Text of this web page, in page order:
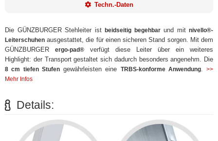
Techn.-Daten
Die GÜNZBURGER Stehleiter ist beidseitig begehbarund mit nivello®-
Leiterschuhen ausgestattet, die für einen sicheren Stand sorgen. Mit dem
GÜNZBURGER ergo-pad® verfügt diese Leiter über ein weiteres
Highlight: der Transport gestaltet sich dadurch besonders angenehm. Die
8 cm tiefen Stufengewährleisten eine TRBS-konforme Anwendung. >>
Mehr Infos
Details: